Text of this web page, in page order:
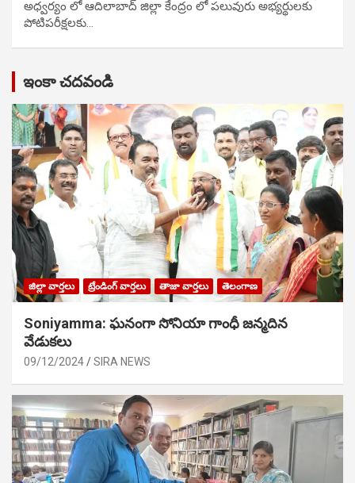
అధ్వర్యం లో ఆదిలాబాద్ జిల్లా కేంద్రం లో పలువురు అభ్యర్థులకు
పోటిప‌రీక్ష‌ల‌కు…
ఇంకా చదవండి
జిల్లా వార్తలు ట్రేండింగ్ వార్తలు తాజా వార్తలు తెలంగాణ
Soniyamma: ఘ‌నంగా సోనియా గాంధీ జ‌న్మ‌దిన
వేడుక‌లు
09/12/2024 SIRA NEWS